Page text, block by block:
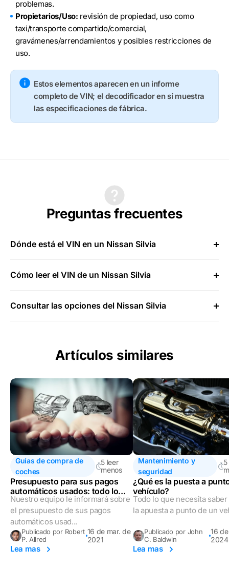
problemas.
Propietarios/Uso: revisión de propiedad, uso como
taxi/transporte compartido/comercial,
gravámenes/arrendamientos y posibles restricciones de
uso.
Estos elementos aparecen en un informe
completo de VIN; el decodificador en sí muestra
las especificaciones de fábrica.
Preguntas frecuentes
Dónde está el VIN en un Nissan Silvia
Cómo leer el VIN de un Nissan Silvia
Consultar las opciones del Nissan Silvia
Artículos similares
Guías de compra de
coches
5 leer
menos
Presupuesto para sus pagos
automáticos usados: todo lo
que debe saber
Nuestro equipo le informará sobre
el presupuesto de sus pagos
automáticos usad...
Publicado por Robert
P. Allred
16 de mar. de
2021
Lea mas
Mantenimiento y
seguridad
5
¿Qué es la puesta a
vehículo?
Todo lo que necesita
la apuesta a punto de un
Publicado por John
C. Baldwin
16
2024
Lea mas